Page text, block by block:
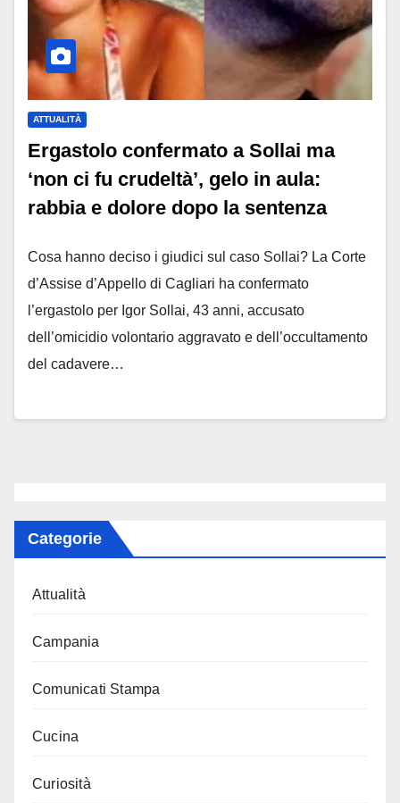
ATTUALITÀ
Ergastolo confermato a Sollai ma
‘non ci fu crudeltà’, gelo in aula:
rabbia e dolore dopo la sentenza
Cosa hanno deciso i giudici sul caso Sollai? La Corte
d’Assise d’Appello di Cagliari ha confermato
l’ergastolo per Igor Sollai, 43 anni, accusato
dell’omicidio volontario aggravato e dell’occultamento
del cadavere…
Categorie
Attualità
Campania
Comunicati Stampa
Cucina
Curiosità